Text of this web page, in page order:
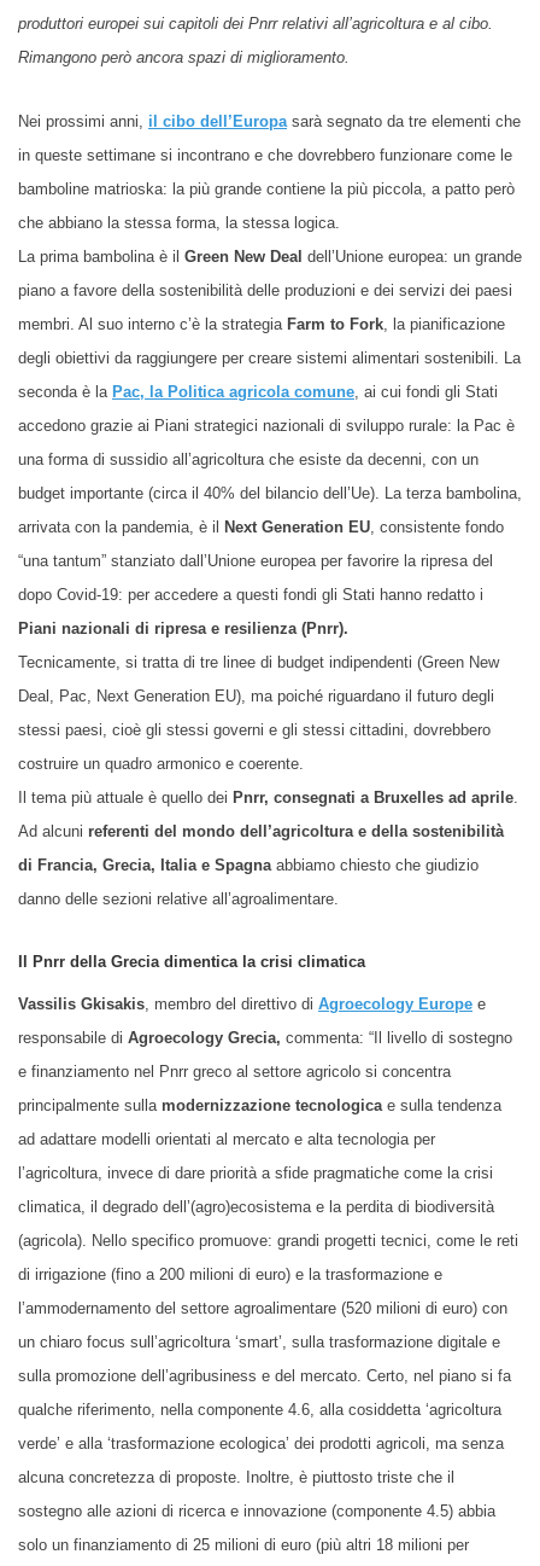
produttori europei sui capitoli dei Pnrr relativi all’agricoltura e al cibo
Rimangono però ancora spazi di miglioramento.
Nei prossimi anni, il cibo dell’ Europa sarà segnato da tre elementi che
in queste settimane si incontrano e che dovrebbero funzionare come le
bamboline matrioska: la più grande contiene la più piccola, a patto però
che abbiano la stessa forma, la stessa logica.
La prima bambolina è il Green New Deal dell’Unione europea: un grande
piano a favore della sostenibilità delle produzioni e dei servizi dei paesi
membri. Al suo interno c’è la strategia Farm to Fork , la pianificazione
degli obiettivi da raggiungere per creare sistemi alimentari sostenibili. La
seconda è la Pac, la Politica agricola comune , ai cui fondi gli Stati
accedono grazie ai Piani strategici nazionali di sviluppo rurale: la Pac è
una forma di sussidio all’agricoltura che esiste da decenni, con un
budget importante (circa il 40% del bilancio dell’Ue). La terza bambolina,
arrivata con la pandemia, è il
Next Generation EU , consistente fondo
“una tantum” stanziato dall’Unione europea per favorire la ripresa del
dopo Covid-19: per accedere a questi fondi gli Stati hanno redatto i
Piani nazionali di ripresa e resilienza (Pnrr).
Tecnicamente, si tratta di tre linee di budget indipendenti (Green New
Deal, Pac, Next Generation EU), ma poiché riguardano il futuro degli
stessi paesi, cioè gli stessi governi e gli stessi cittadini, dovrebbero
costruire un quadro armonico e coerente.
Il tema più attuale è quello dei Pnrr, consegnati a Bruxelles ad aprile
Ad alcuni referenti del mondo dell’agricoltura e della sostenibilità
di Francia, Grecia, Italia e Spagna abbiamo chiesto che giudizio
danno delle sezioni relative all’agroalimentare.
Il Pnrr della Grecia dimentica la crisi climatica
Vassilis Gkisakis , membro del direttivo di Agroecology Europe e
responsabile di Agroecology Grecia, commenta: “Il livello di sostegno
e finanziamento nel Pnrr greco al settore agricolo si concentra
principalmente sulla modernizzazione tecnologica e sulla tendenza
ad adattare modelli orientati al mercato e alta tecnologia per
l’agricoltura, invece di dare priorità a sfide pragmatiche come la crisi
climatica, il degrado dell’(agro)ecosistema e la perdita di biodiversità
(agricola). Nello specifico promuove: grandi progetti tecnici, come le reti
di irrigazione (fino a 200 milioni di euro) e la trasformazione e
l’ammodernamento del settore agroalimentare (520 milioni di euro) con
un chiaro focus sull’agricoltura ‘smart’, sulla trasformazione digitale e
sulla promozione dell’agribusiness e del mercato. Certo, nel piano si fa
qualche riferimento, nella componente 4.6, alla cosiddetta ‘agricoltura
verde’ e alla ‘trasformazione ecologica’ dei prodotti agricoli, ma senza
alcuna concretezza di proposte. Inoltre, è piuttosto triste che il
sostegno alle azioni di ricerca e innovazione (componente 4.5) abbia
solo un finanziamento di 25 milioni di euro (più altri 18 milioni per